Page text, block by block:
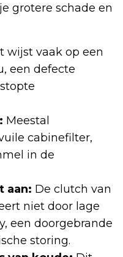
grotere schade en
wijst vaak op een
een defecte
Meestal
cabinefilter,
in de
aan: De clutch van
niet door lage
een doorgebrande
storing.